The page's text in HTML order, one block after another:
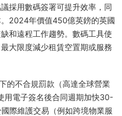
採用數碼簽署可提升效率，同
2024年價值450億英鎊的英國
和遠程工作趨勢。數碼工具使
大限度減少租賃空置期或服務
的不合規罰款（高達全球營業
用電子簽名後合同週期加快30-
際維護交易（例如跨境物業服